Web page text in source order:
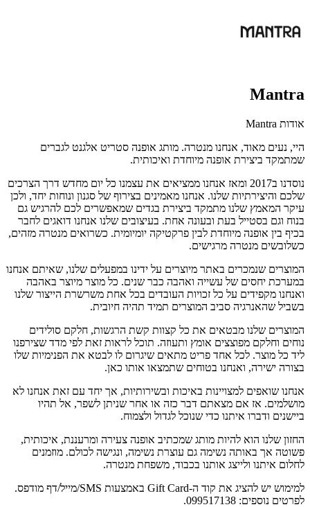
Mantra
אודות Mantra
היי, נעים מאוד, אנחנו מנטרה. מותג אופנה סטריט אלגנט לגברים
שמתמקד ביצירת אופנה מיוחדת ואיכותית.
נוסדנו ב2017 ומאז אנחנו ממציאים את עצמנו כל יום מחדש דרך הצרכים
שלכם והיצירתיות שלנו. אנחנו מאמינים בצירוף של סגנון ונוחות יחד, ולכן
עיקר המאמץ שלנו מתמקד ביצירת בגדים שמאפשרים לכם להרגיש גם
בנוח וגם בסטייל בעת ובעונה אחת. בעיצובים שלנו אנחנו דואגים לחבר
בכיף בין אופנה מיוחדת לבין פרקטיקה יומיומית. כשרואים מנטרה מזהים,
כשלובשים מנטרה מרגישים.
המוצרים שנמכרים באתר מיוצרים על ידינו במפעלים שלנו, שאיתם אנחנו
במערכת יחסים של עשייה ואהבה כבר שנים. כל מוצר מיוצר באהבה
ואנחנו מקפידים על כל זכויות העובדים בכל אחת משרשרת הייצור שלנו
בשביל שהאנרגיה סביב המוצרים תמיד תהיה חיובית.
המוצרים שלנו מבטאים את כל קצוות קשת הרגשות, חלקם סולידים
נוחים וחלקם מפוצצים אומץ ותעוזה. תוכל לראות זאת לפי מדד שצירפנו
ליד כל מוצר. לכל אחד פריט מתאים שיגרום לו לבטא את הפנימיות שלו
בצורה ישירה, ואנחנו בטוחים שתמצאו אותו כאן.
אנחנו שואפים למצויינות באיכות ובשירותיות, אך יחד עם זאת אנחנו לא
מושלמים. אז אם מצאתם דבר כזה או אחר שניתן לשפר, אל תהיו
ביישנים ודברו איתנו כדי שנוכל לגדול ולצמוח.
החזון שלנו הוא להיות מותג שמכתיב אופנה צעירה ומרעננת, איכותית,
פשוטה אך באותה נשימה גם עוצרת נשימה, ונגישה לכולם. מוזמנים
לחלום איתנו ולייצג אותנו בכבוד, משפחת מנטרה.
למימוש יש להציג את קוד ה-Gift Card באמצעות SMS/מייל/דף מודפס.
לפרטים נוספים: 099517138.